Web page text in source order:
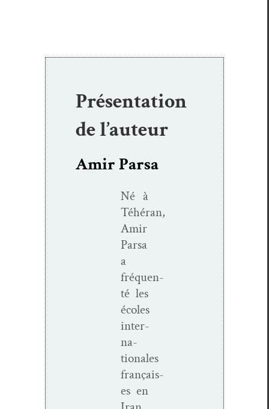
Présentation
de l’auteur
Amir Parsa
Né à
Téhéran,
Amir
Parsa
a
fréquen­
té les
écoles
inter­
na­
tionales
français­
es en